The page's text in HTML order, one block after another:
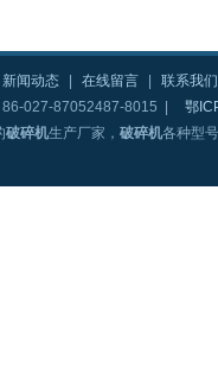
新闻动态 在线留言
联系我们
027-87052487-8015 |
鄂
破碎机生产厂家， 破碎机各种型